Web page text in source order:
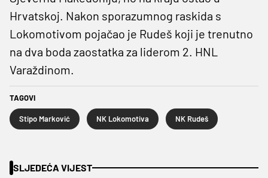
Hrvatskoj. Nakon sporazumnog raskida s
Lokomotivom pojačao je Rudeš koji je trenutno
na dva boda zaostatka za liderom 2. HNL
Varaždinom.
TAGOVI
Stipo Marković NK Lokomotiva NK Rudeš
SLJEDEĆA VIJEST